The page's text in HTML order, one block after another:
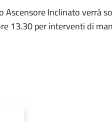
Inclinato verrà
13.30 per interventi di